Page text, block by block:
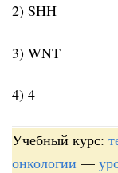
2) SHH
3) WNT
4) 4
Учебный курс:
онкологии —